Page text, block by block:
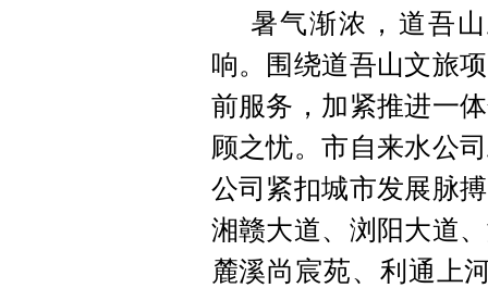
暑气渐浓，道吾
响。围绕道吾山文旅
前服务，加紧推进一
顾之忧。市自来水公
公司紧扣城市发展脉
湘赣大道、浏阳大道
麓溪尚宸苑、利通上